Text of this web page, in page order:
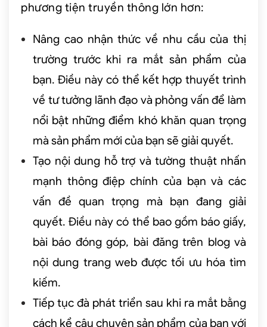
phương tiện truyền thông lớn hơn:
Nâng cao nhận thức về nhu cầu của thị
trường trước khi ra mắt sản phẩm của
bạn. Điều này có thể kết hợp thuyết trình
về tư tưởng lãnh đạo và phỏng vấn để làm
nổi bật những điểm khó khăn quan trọng
mà sản phẩm mới của bạn sẽ giải quyết.
Tạo nội dung hỗ trợ và tường thuật nhấn
mạnh thông điệp chính của bạn và các
vấn đề quan trọng mà bạn đang giải
quyết. Điều này có thể bao gồm báo giấy,
bài báo đóng góp, bài đăng trên blog và
nội dung trang web được tối ưu hóa tìm
kiếm.
Tiếp tục đà phát triển sau khi ra mắt bằng
cách kể câu chuyện sản phẩm của bạn với